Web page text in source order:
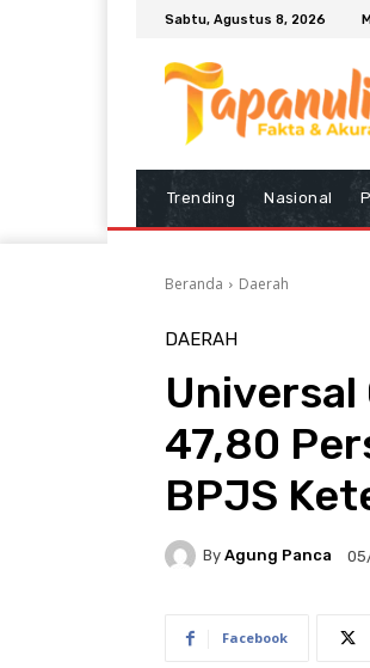
Sabtu, Agustus 8, 2026
Trending Nasional
Beranda Daerah
DAERAH
47,80
BPJS
By Agung Panca
Facebook